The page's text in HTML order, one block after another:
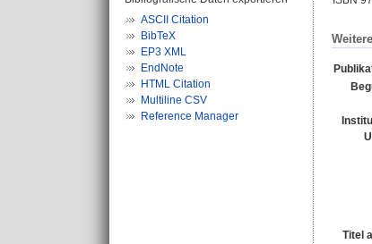
ASCII Citation
BibTeX
EP3 XML
EndNote
HTML Citation
Multiline CSV
Reference Manager
Titel